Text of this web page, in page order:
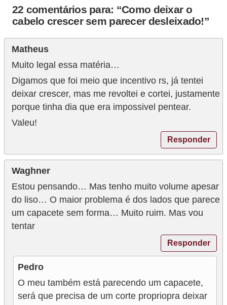
22 comentários para: “Como deixar o
cabelo crescer sem parecer desleixado!”
Matheus
Muito legal essa matéria…
Digamos que foi meio que incentivo rs, já tentei
deixar crescer, mas me revoltei e cortei, justamente
porque tinha dia que era impossivel pentear.
Valeu!
Responder
Waghner
Estou pensando… Mas tenho muito volume apesar
do liso… O maior problema é dos lados que parece
um capacete sem forma… Muito ruim. Mas vou
tentar
Responder
Pedro
O meu também está parecendo um capacete,
será que precisa de um corte propriopra deixar